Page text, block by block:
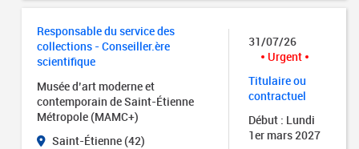
Responsable du service des
collections - Conseiller.ère
scientifique
Musée d’art moderne et
contemporain de Saint-Étienne
Métropole (MAMC+)
Saint-Étienne (42)
31/07/26
Urgent
Titulaire ou
contractuel
Début : Lundi
1er mars 2027